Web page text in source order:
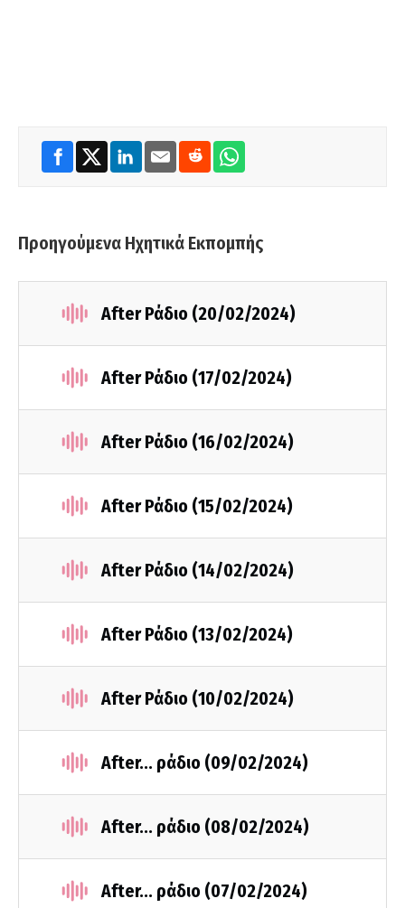
Προηγούμενα Ηχητικά Εκπομπής
After Ράδιο (20/02/2024)
After Ράδιο (17/02/2024)
After Ράδιο (16/02/2024)
After Ράδιο (15/02/2024)
After Ράδιο (14/02/2024)
After Ράδιο (13/02/2024)
After Ράδιο (10/02/2024)
After... ράδιο (09/02/2024)
After... ράδιο (08/02/2024)
After... ράδιο (07/02/2024)